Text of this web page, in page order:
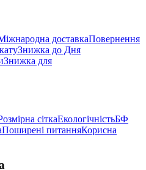
доставкаПовернення
Знижка до Дня
Знижка для
сіткаЕкологічністьБФ
Поширені питанняКорисна